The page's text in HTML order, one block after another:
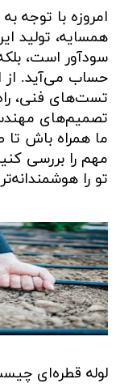
امروزه با توجه
همسایه، تولید
سودآور است،
حساب می‌آید. از
تست‌های فنی،
تصمیم‌های
ما همراه باش تا
مهم را بررسی
تو را
لوله‌ قطره‌ای